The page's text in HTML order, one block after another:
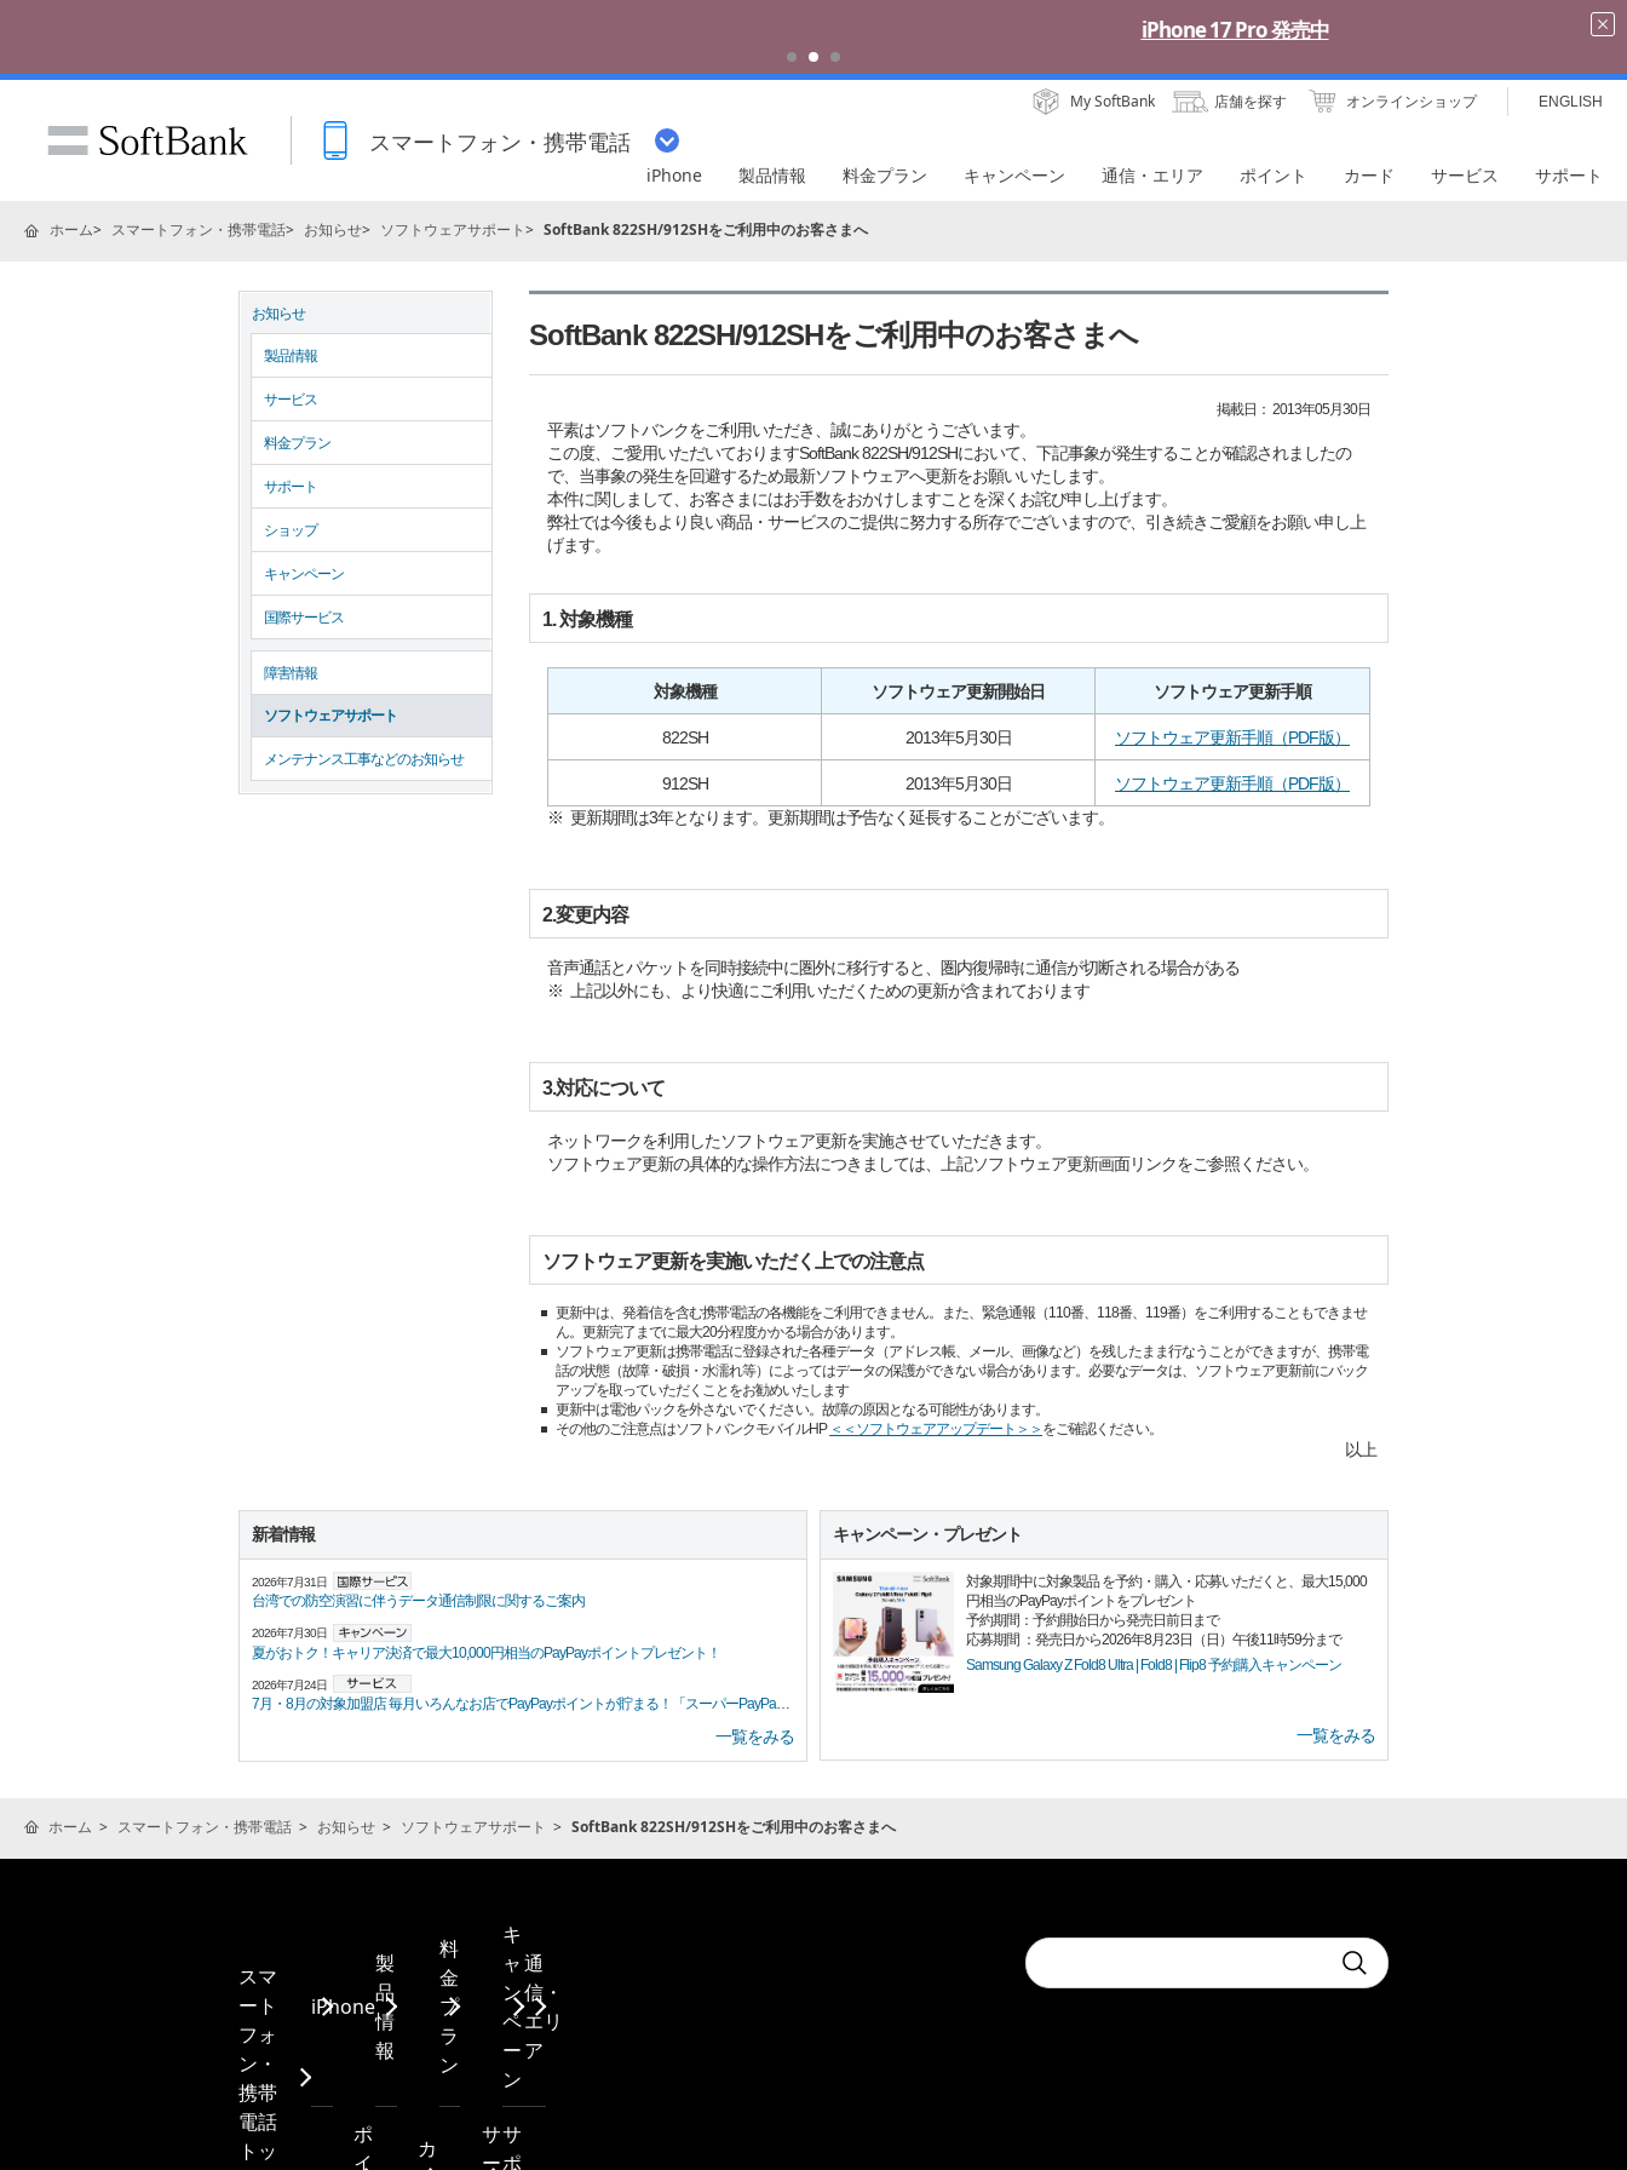
スマートフォン・携帯電話
My SoftBank 店舗を探す オンラインショップ ENGLISH
iPhone 製品情報 料金プラン キャンペーン 通信・エリア ポイント カード サービス サポート
ホーム スマートフォン・携帯電話 お知らせ ソフトウェアサポート SoftBank 822SH/912SHをご利用中のお客さまへ
SoftBank 822SH/912SHをご利用中のお客さまへ
掲載日： 2013年05月30日
平素はソフトバンクをご利用いただき、誠にありがとうございます。
この度、ご愛用いただいておりますSoftBank 822SH/912SHにおいて、下記事象が発生することが確認されましたの
で、当事象の発生を回避するため最新ソフトウェアへ更新をお願いいたします。
本件に関しまして、お客さまにはお手数をおかけしますことを深くお詫び申し上げます。
弊社では今後もより良い商品・サービスのご提供に努力する所存でございますので、引き続きご愛顧をお願い申し上
げます。
1. 対象機種
対象機種 ソフトウェア更新開始日 ソフトウェア更新手順
822SH 2013年5月30日 ソフトウェア更新手順（PDF版）
912SH 2013年5月30日
ソフトウェア更新手順（PDF版）
※ 更新期間は3年となります。更新期間は予告なく延長することがございます。
2.変更内容
音声通話とパケットを同時接続中に圏外に移行すると、圏内復帰時に通信が切断される場合がある
※ 上記以外にも、より快適にご利用いただくための更新が含まれております
3.対応について
ネットワークを利用したソフトウェア更新を実施させていただきます。
ソフトウェア更新の具体的な操作方法につきましては、上記ソフトウェア更新画面リンクをご参照ください。
ソフトウェア更新を実施いただく上での注意点
更新中は、発着信を含む携帯電話の各機能をご利用できません。また、緊急通報（110番、118番、119番）をご利用することもできませ
ん。更新完了までに最大20分程度かかる場合があります。
ソフトウェア更新は携帯電話に登録された各種データ（アドレス帳、メール、画像など）を残したまま行なうことができますが、携帯電
話の状態（故障・破損・水濡れ等）によってはデータの保護ができない場合があります。必要なデータは、ソフトウェア更新前にバック
アップを取っていただくことをお勧めいたします
更新中は電池パックを外さないでください。故障の原因となる可能性があります。
その他のご注意点はソフトバンクモバイルHP ＜＜ソフトウェアアップデート＞＞ をご確認ください。
以上
お知らせ
製品情報
サービス
料金プラン
サポート
ショップ
キャンペーン
国際サービス
障害情報
ソフトウェアサポート
メンテナンス工事などのお知らせ
新着情報
2026年7月31日
台湾での防空演習に伴うデータ通信制限に関するご案内
2026年7月30日
夏がおトク！キャリア決済で最大10,000円相当のPayPayポイントプレゼント！
2026年7月24日
7月・8月の対象加盟店 毎月いろんなお店でPayPayポイントが貯まる！「スーパーPayPayクーポン」
一覧をみる
キャンペーン・プレゼント
対象期間中に対象製品 を予約・購入・応募いただくと、最大15,000
円相当のPayPayポイントをプレゼント
予約期間：予約開始日から発売日前日まで
応募期間 ：発売日から2026年8月23日（日）午後11時59分まで
Samsung Galaxy Z Fold8 Ultra | Fold8 | Flip8 予約購入キャンペーン
一覧をみる
ホーム スマートフォン・携帯電話 お知らせ ソフトウェアサポート SoftBank 822SH/912SHをご利用中のお客さまへ
Conduct
a
search
Submit
スマ
ート
フォ
ン・
携帯
電話
トッ
iPhone
製
品
情
報
料
金
プ
ラ
ン
キ
ャ
ン
ペ
ー
ン
通
信・
エリ
ア
ポ
イ
カ
サ
ー
サ
ポ